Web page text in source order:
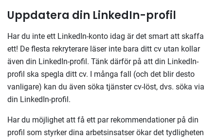
Uppdatera din LinkedIn-profil
Har du inte ett LinkedIn-konto idag är det smart att skaffa
ett! De flesta rekryterare läser inte bara ditt cv utan kollar
även din LinkedIn-profil. Tänk därför på att din LinkedIn-
profil ska spegla ditt cv. I många fall (och det blir desto
vanligare) kan du även söka tjänster cv-löst, dvs. söka via
din LinkedIn-profil.
Har du möjlighet att få ett par rekommendationer på din
profil som styrker dina arbetsinsatser ökar det tydligheten